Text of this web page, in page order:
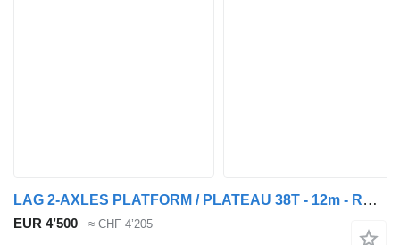
LAG 2-AXLES PLATFORM / PLATEAU 38T - 12m - ROR - AIR SUSP - DRUM BRA
EUR 4’500 ≈ CHF 4’205